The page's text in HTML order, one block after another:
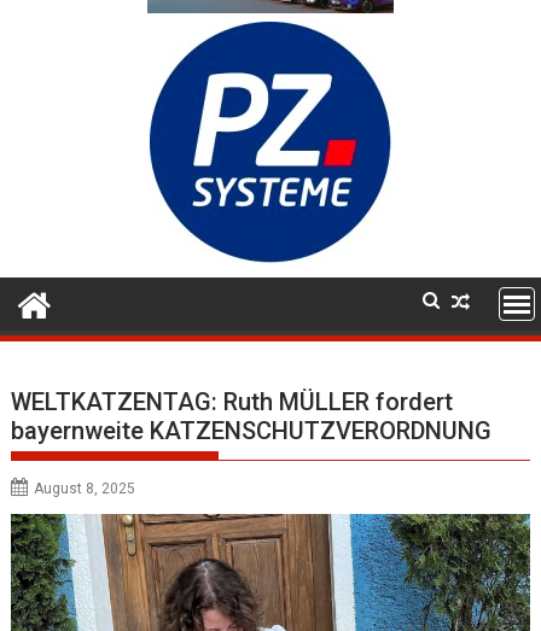
WELTKATZENTAG: Ruth MÜLLER fordert
bayernweite KATZENSCHUTZVERORDNUNG
August 8, 2025